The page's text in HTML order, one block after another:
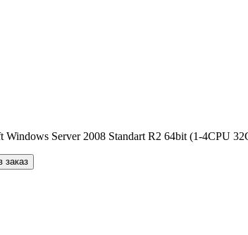
Server 2008 Standart R2 64bit (1-4CPU